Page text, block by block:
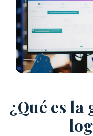
¿Qué es